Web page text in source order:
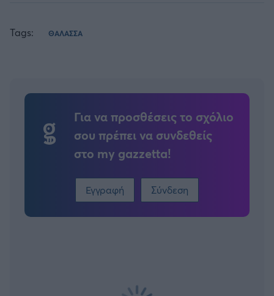
Tags: ΘΑΛΑΣΣΑ
Για να προσθέσεις το σχόλιο
σου πρέπει να συνδεθείς
στο my gazzetta!
Εγγραφή Σύνδεση